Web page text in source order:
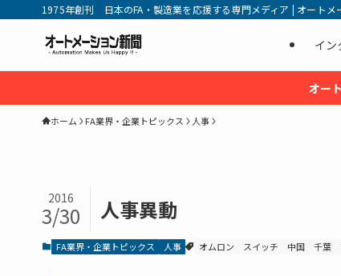
1975年創刊 日本のFA・製造業を応援する専門メディア | オート
イン
オー
ホーム FA業界・企業トピックス 人事
人事異動
2016
3/30
FA業界・企業トピックス 人事 オムロン スイッチ 中国 千葉